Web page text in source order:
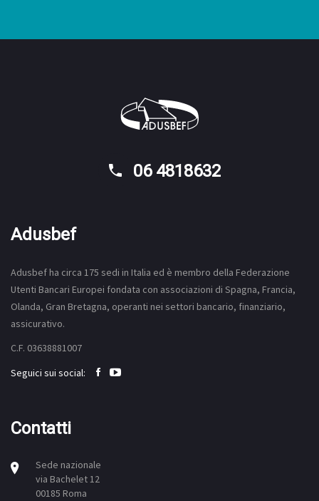
06 4818632
Adusbef
Adusbef ha circa 175 sedi in Italia ed è membro della Federazione
Utenti Bancari Europei fondata con associazioni di Spagna, Francia,
Olanda, Gran Bretagna, operanti nei settori bancario, finanziario,
assicurativo.
C.F. 03638881007
Seguici sui social:
Contatti
Sede nazionale
via Bachelet 12
00185 Roma